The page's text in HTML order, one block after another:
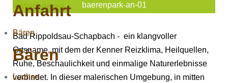
Anfahrt
Bären
Bären
Luchse
baerenpark-an-01
Bad Rippoldsau-Schapbach - ein klangvoller
Ortsname, mit dem der Kenner Reizklima, Heilquellen,
Ruhe, Beschaulichkeit und einmalige Naturerlebnisse
verbindet. In dieser malerischen Umgebung, in mitten